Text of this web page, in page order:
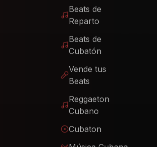
Beats de
Reparto
Beats de
Cubatón
Vende tus
Beats
Reggaeton
Cubano
Cubaton